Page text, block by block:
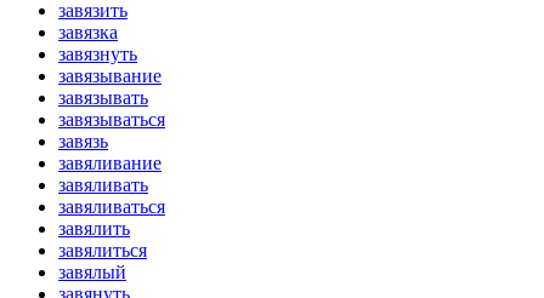
завязить
завязка
завязнуть
завязывание
завязывать
завязываться
завязь
завяливание
завяливать
завяливаться
завялить
завялиться
завялый
завянуть